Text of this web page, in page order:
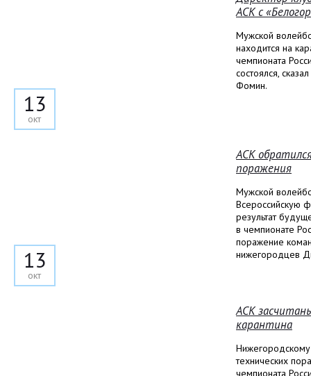
13
окт
АСК с
Мужской
находится на
чемпионата
состоялся,
Фомин.
13
окт
АСК
поражения
Мужской
Всероссийскую
результат
в чемпионате
поражение
нижегородцев
АСК
карантина
технических
чемпионата